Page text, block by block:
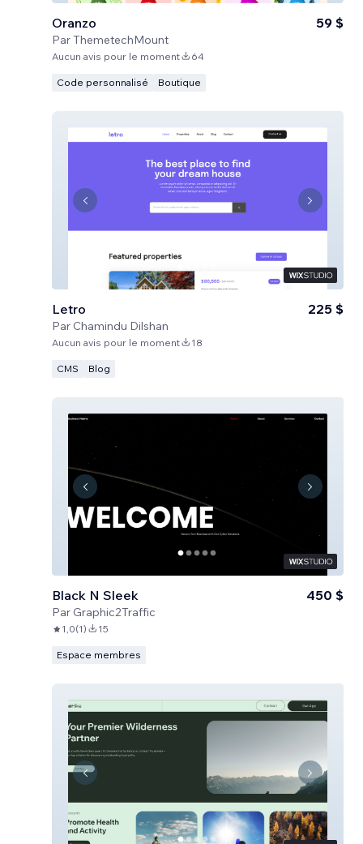
Oranzo
ParThemetechMount
59 $
Aucun avis pour le moment 64
Code personnalisé Boutique
Letro
Par Chamindu Dilshan
225 $
Aucun avis pour le moment 18
CMS Blog
Black N Sleek
Par Graphic2Traffic
450 $
1,0(1) 15
Espace membres